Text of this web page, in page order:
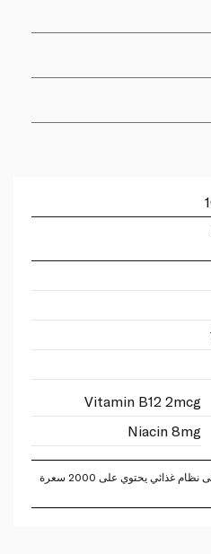
Vitamin B12 2mcg
Niacin 8mg
تستند النسبة المئوية للقيم اليومية على نظام غذائي يحتوي على 2000 سعرة